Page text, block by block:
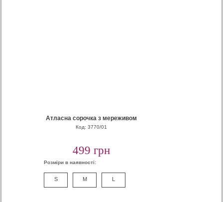
Атласна сорочка з мереживом
Код: 3770/01
499 грн
Розміри в наявності:
S M L